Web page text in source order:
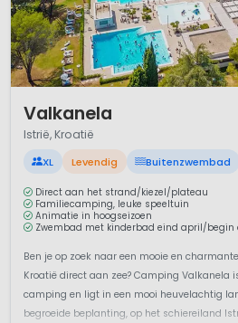
Valkanela
Istrië, Kroatië
XL Levendig Buitenzwembad
Direct aan het strand/kiezel/plateau
Familiecamping, leuke speeltuin
Animatie in hoogseizoen
Zwembad met kinderbad eind april/begin
Ben je op zoek naar een mooie en
Kroatië direct aan zee? Camping Valkanela
camping en ligt in een mooi heuvelachtig
begroeide beplanting, op het schiereiland